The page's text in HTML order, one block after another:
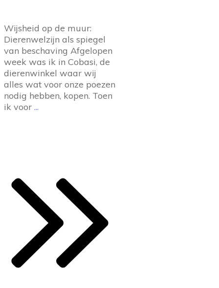
Wijsheid op de muur:
Dierenwelzijn als spiegel
van beschaving Afgelopen
week was ik in Cobasi, de
dierenwinkel waar wij
alles wat voor onze poezen
nodig hebben, kopen. Toen
ik voor ...